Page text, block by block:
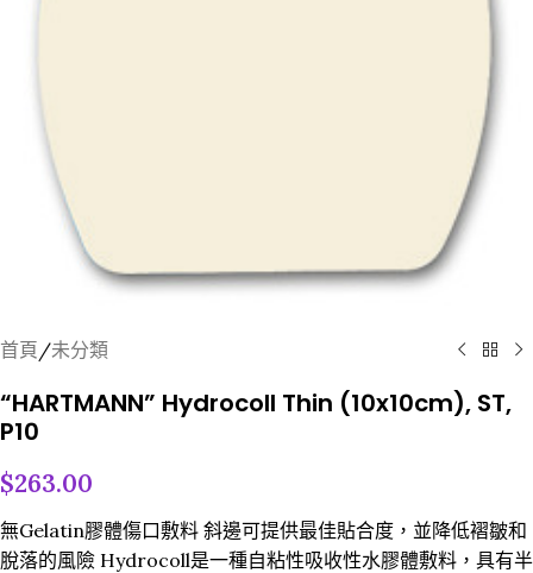
首頁/未分類
“HARTMANN” Hydrocoll Thin (10x10cm), ST,
P10
$263.00
無Gelatin膠體傷口敷料 斜邊可提供最佳貼合度，並降低褶皺和
脫落的風險 Hydrocoll是一種自粘性吸收性水膠體敷料，具有半